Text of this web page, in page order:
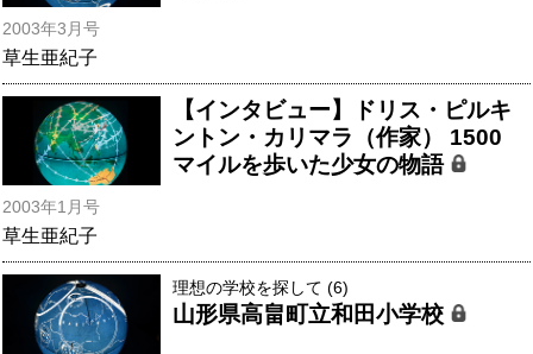
2003年3月号
草生亜紀子
【インタビュー】ドリス・ピルキ
ントン・カリマラ（作家） 1500
マイルを歩いた少女の物語
2003年1月号
草生亜紀子
理想の学校を探して (6)
山形県高畠町立和田小学校